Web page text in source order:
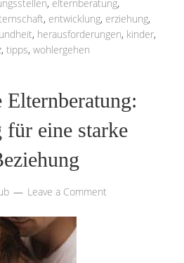
, elternberatung,
, entwicklung, erziehung,
, herausforderungen, kinder,
, tipps, wohlergehen
Elternberatung:
für eine starke
Leave a Comment